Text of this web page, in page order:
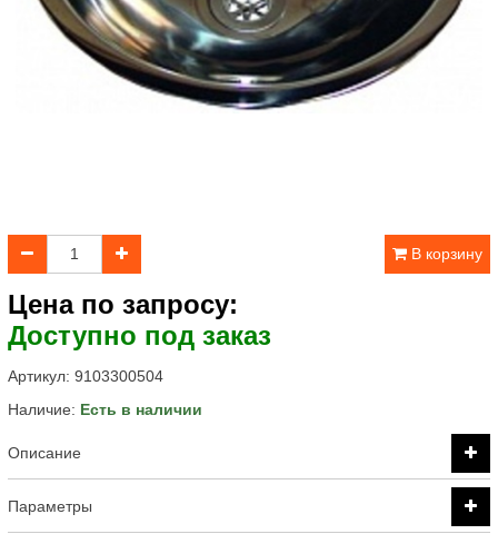
В корзину
Цена по запросу:
Доступно под заказ
Артикул: 9103300504
Наличие: Есть в наличии
Описание
Параметры